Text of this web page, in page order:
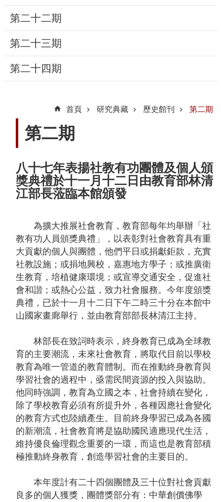
府
資
訊
公
開
及
訊
安
全
著
作
權
聲
明
雙
彙
對
表
網
站
資
料
宣
第二十二期
第二十三期
第二十四期
首頁 研究典藏 歷史館刊 第二期
第二期
八十七年表揚社教有功團體及個人頒
獎典禮於十一月十二日由教育部林清
江部長蒞臨本館頒發
為擴大推展社會教育，教育部每年均舉辦「社
教有功人員頒獎典禮」，以表彰對社會教育具有重
大貢獻的個人與團體，他們平日或捐獻鉅款，充實
社教設施；或捐地興校，嘉惠地方學子；或推廣衛
生教育，培植健康環境；或宣導交通安全，促進社
會和諧；或熱心公益，致力社會服務。今年度頒獎
典禮，已於十一月十二日下午二時三十分在本館中
山國家畫廊舉行，並由教育部部長林清江主持。
林部長在致詞時表示，終身教育已成為全球教
育的主要潮流，未來社會教育，將取代目前以學校
教育為唯一管道的教育體制。而在推動終身教育與
學習社會的過程中，亟需民間資源的投入與協助。
他同時強調，教育為立國之本，社會持續在變化，
除了學校教育必須有所提升外，各種因應社會變化
的教育方式也陸續產生。目前終身學習已成為各國
的新潮流，社會教育將是協助國民適應現代生活，
維持優良倫理觀念重要的一環，而這也是教育部積
極推動終身教育，創造學習社會的主要目的。
本年度計有二十四個團體及三十位對社會貢獻
良多的個人獲獎，團體獎部分有：中華創價佛學